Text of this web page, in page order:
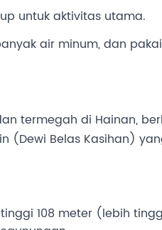
untuk aktivitas utama.
air minum, dan
termegah di Hainan,
(Dewi Belas Kasihan)
108 meter (lebih